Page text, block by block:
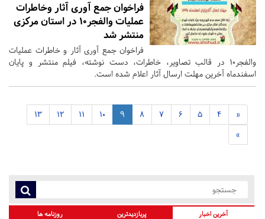
فراخوان جمع آوری آثار وخاطرات
عملیات والفجر۱۰ در استان مرکزی
منتشر شد
فراخوان جمع آوری آثار و خاطرات عملیات
والفجر۱۰ در قالب تصاویر، خاطرات، دست نوشته، فیلم منتشر و پایان
اسفندماه آخرین مهلت ارسال آثار اعلام شده است.
«
4
5
6
7
8
9
10
11
12
13
»
آخرین اخبار پربازدیدترین روزنامه ها